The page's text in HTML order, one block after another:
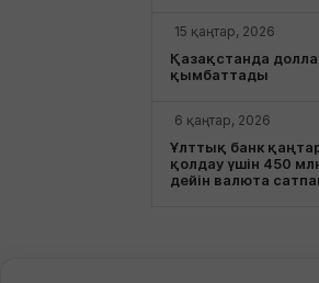
15 қаңтар, 2026
Қазақстанда
қымбаттады
6 қаңтар, 2026
Ұлттық банк
қолдау үшін 450
дейін валюта